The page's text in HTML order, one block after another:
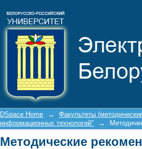
DSpace Home → Факультеты
информационных технологий"
→
Методические